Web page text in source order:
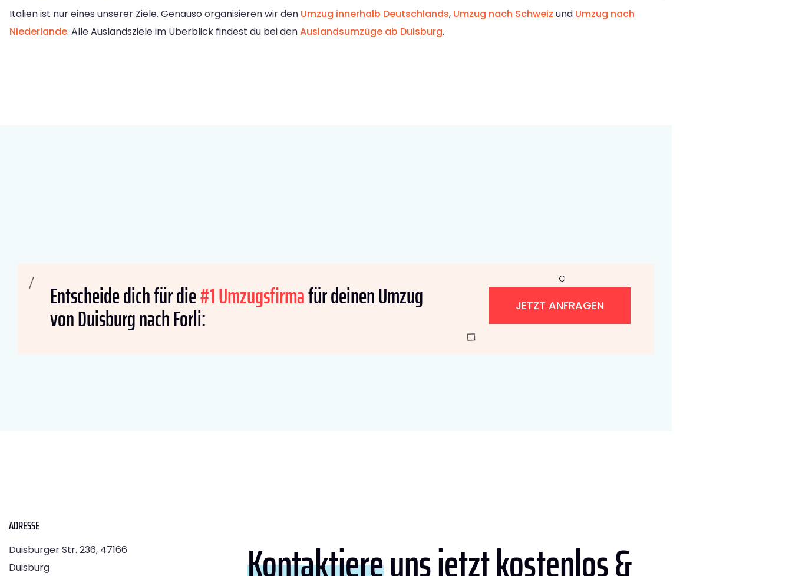
Italien ist nur eines unserer Ziele. Genauso organisieren wir den Umzug innerhalb Deutschlands, Umzug nach Schweiz und Umzug nach
Niederlande. Alle Auslandsziele im Überblick findest du bei denAuslandsumzüge ab Duisburg.
Entscheide dich für die#1 Umzugsfirmafür deinen Umzug
von Duisburg nach Forli: JETZT ANFRAGEN
ADRESSE
Duisburger Str. 236, 47166
Duisburg
Kontaktiereuns jetzt kostenlos &